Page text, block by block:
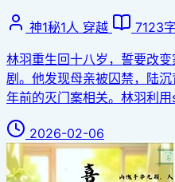
神1秘1人 穿越
7123字
林羽重生回十八岁，誓要改
剧。他发现母亲被囚禁，陆
年前的灭门案相关。林羽利用
2026-02-06